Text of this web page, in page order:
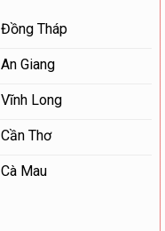
Đồng Tháp
An Giang
Vĩnh Long
Cần Thơ
Cà Mau